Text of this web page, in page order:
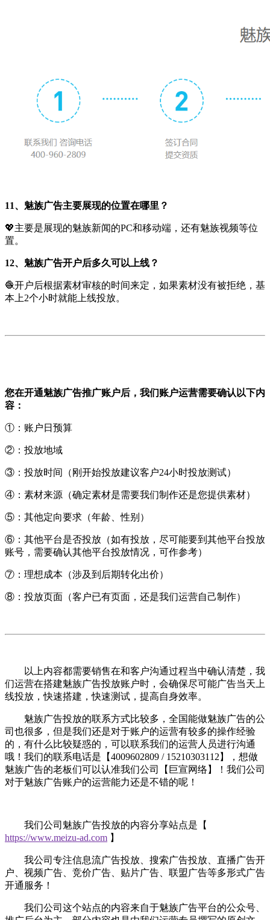
11、魅族广告主要展现的位置在哪里？
💖主要是展现的魅族新闻的PC和移动端，还有魅族视频等位
置。
12、魅族广告开户后多久可以上线？
🧶开户后根据素材审核的时间来定，如果素材没有被拒绝，基
本上2个小时就能上线投放。
您在开通魅族广告推广账户后，我们账户运营需要确认以下内
容：
①：账户日预算
②：投放地域
③：投放时间（刚开始投放建议客户24小时投放测试）
④：素材来源（确定素材是需要我们制作还是您提供素材）
⑤：其他定向要求（年龄、性别）
⑥：其他平台是否投放（如有投放，尽可能要到其他平台投放
账号，需要确认其他平台投放情况，可作参考）
⑦：理想成本（涉及到后期转化出价）
⑧：投放页面（客户已有页面，还是我们运营自己制作）
以上内容都需要销售在和客户沟通过程当中确认清楚，我
们运营在搭建魅族广告投放账户时，会确保尽可能广告当天上
线投放，快速搭建，快速测试，提高自身效率。
魅族广告投放的联系方式比较多，全国能做魅族广告的公
司也很多，但是我们还是对于账户的运营有较多的操作经验
的，有什么比较疑惑的，可以联系我们的运营人员进行沟通
哦！我们的联系电话是【4009602809 / 15210303112】，想做
魅族广告的老板们可以认准我们公司【巨宣网络】！我们公司
对于魅族广告账户的运营能力还是不错的呢！
我们公司魅族广告投放的内容分享站点是【
https://www.meizu-ad.com 】
我公司专注信息流广告投放、搜索广告投放、直播广告开
户、视频广告、竞价广告、贴片广告、联盟广告等多形式广告
开通服务！
我们公司这个站点的内容来自于魅族广告平台的公众号、